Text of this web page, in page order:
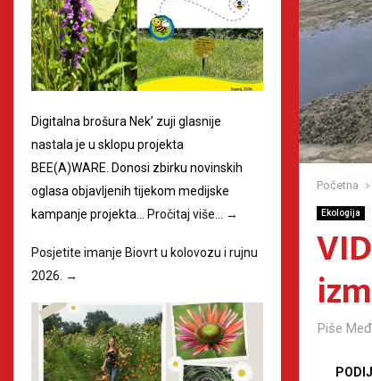
Početna
Ekologija
Piše
Digitalna brošura Nek’ zuji glasnije
nastala je u sklopu projekta
BEE(A)WARE. Donosi zbirku novinskih
oglasa objavljenih tijekom medijske
kampanje projekta… Pročitaj više… →
Posjetite imanje Biovrt u kolovozu i rujnu
2026. →